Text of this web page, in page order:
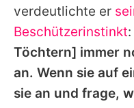
verdeutlichte er
Beschützerinstinkt:
Töchtern] immer
an. Wenn sie auf
sie an und frage,